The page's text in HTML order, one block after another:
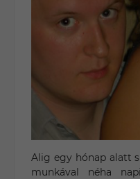
Alig egy hónap alatt
munkával néha